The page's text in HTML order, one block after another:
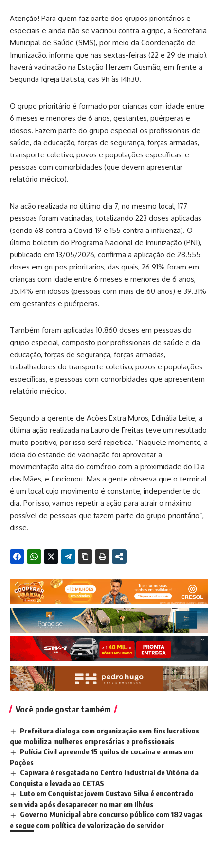
Atenção! Para quem faz parte dos grupos prioritários e
especiais e ainda não se vacinou contra a gripe, a Secretaria
Municipal de Saúde (SMS), por meio da Coordenação de
Imunização, informa que nas sextas-feiras (22 e 29 de maio),
haverá vacinação na Estação Herzem Gusmão, em frente à
Segunda Igreja Batista, das 9h às 14h30.
O grupo prioritário é formado por crianças com idade entre
6 meses e menores de 6 anos, gestantes, puérperas e
idosos. Fazem parte do grupo especial os profissionais de
saúde, da educação, forças de segurança, forças armadas,
transporte coletivo, povos e populações específicas, e
pessoas com comorbidades (que devem apresentar
relatório médico).
Na ação realizada no último dia 7, no mesmo local, 177
pessoas foram vacinadas, totalizando 223 doses aplicadas
(sendo 68 contra a Covid-19 e 155 contra a influenza). O
último boletim do Programa Nacional de Imunização (PNI),
publicado em 13/05/2026, confirma a aplicação de 28.555
doses em grupos prioritários, das quais, 26.91% foram em
crianças com idade entre 6 meses e menores de 6 anos,
35.14% em idosos (pessoas com mais de 60 anos) e 39.31%
em gestantes e puérperas.
Também foram aplicadas 10.860 doses em pessoas do
grupo especial, composto por profissionais de saúde e da
educação, forças de segurança, forças armadas,
trabalhadores do transporte coletivo, povos e populações
específicas, e pessoas com comorbidades que apresentem
relatório médico.
Segundo a gerente de Ações Extra Muros, Edinália Leite, a
última ação realizada na Lauro de Freitas teve um resultado
muito positivo, por isso será repetida. “Naquele momento, a
ideia do estande de vacinação foi aproveitar a
movimentação alta do comércio com a proximidade do Dia
das Mães, e funcionou. Mas a gente observa que o terminal
é um local cujo movimento é constante, independente do
dia. Por isso, vamos repetir a ação para atrair o máximo
possível de pessoas que fazem parte do grupo prioritário”,
disse.
Você pode gostar também
Prefeitura dialoga com organização sem fins lucrativos
que mobiliza mulheres empresárias e profissionais
Polícia Civil apreende 15 quilos de cocaína e armas em
Poções
Capivara é resgatada no Centro Industrial de Vitória da
Conquista e levada ao CETAS
Luto em Conquista: jovem Gustavo Silva é encontrado
sem vida após desaparecer no mar em Ilhéus
Governo Municipal abre concurso público com 182 vagas
e segue com política de valorização do servidor